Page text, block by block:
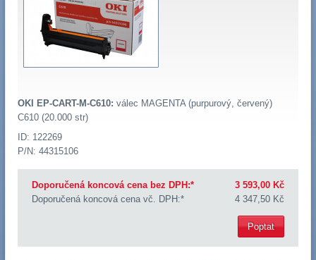
OKI EP-CART-M-C610: válec MAGENTA (purpurový, červený)
C610 (20.000 str)
ID: 122269
P/N: 44315106
Doporučená koncová cena bez DPH:*
3 593,00 Kč
Doporučená koncová cena vč. DPH:*
4 347,50 Kč
Poptat